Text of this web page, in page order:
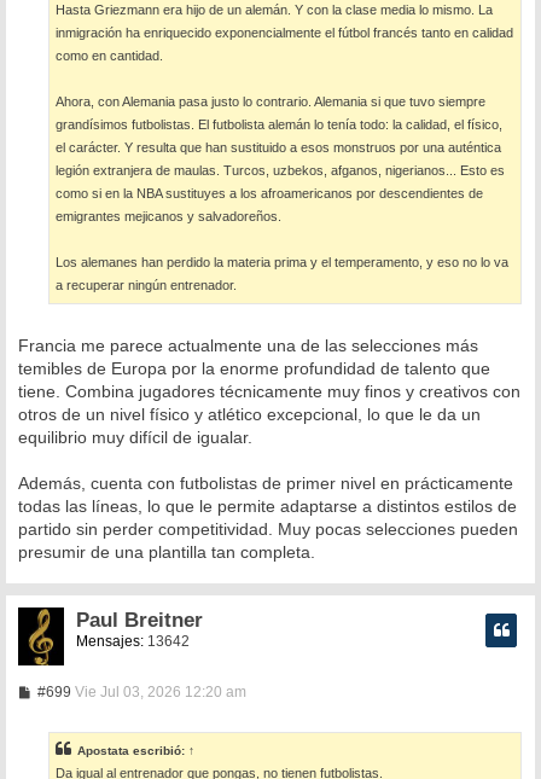
Hasta Griezmann era hijo de un alemán. Y con la clase media lo mismo. La
inmigración ha enriquecido exponencialmente el fútbol francés tanto en calidad
como en cantidad.
Ahora, con Alemania pasa justo lo contrario. Alemania si que tuvo siempre
grandísimos futbolistas. El futbolista alemán lo tenía todo: la calidad, el físico,
el carácter. Y resulta que han sustituido a esos monstruos por una auténtica
legión extranjera de maulas. Turcos, uzbekos, afganos, nigerianos... Esto es
como si en la NBA sustituyes a los afroamericanos por descendientes de
emigrantes mejicanos y salvadoreños.
Los alemanes han perdido la materia prima y el temperamento, y eso no lo va
a recuperar ningún entrenador.
Francia me parece actualmente una de las selecciones más
temibles de Europa por la enorme profundidad de talento que
tiene. Combina jugadores técnicamente muy finos y creativos con
otros de un nivel físico y atlético excepcional, lo que le da un
equilibrio muy difícil de igualar.
Además, cuenta con futbolistas de primer nivel en prácticamente
todas las líneas, lo que le permite adaptarse a distintos estilos de
partido sin perder competitividad. Muy pocas selecciones pueden
presumir de una plantilla tan completa.
Paul Breitner
Mensajes:13642
#699M
s
a
j
Vie Jul 03, 2026 12:20 am
Apostata escribió: ↑
Da igual al entrenador que pongas, no tienen futbolistas.